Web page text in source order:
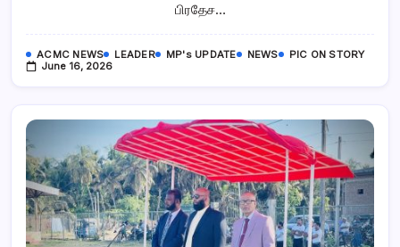
பிரதேச…
ACMC NEWS LEADER MP's UPDATE NEWS
PIC ON STORY
June 16, 2026